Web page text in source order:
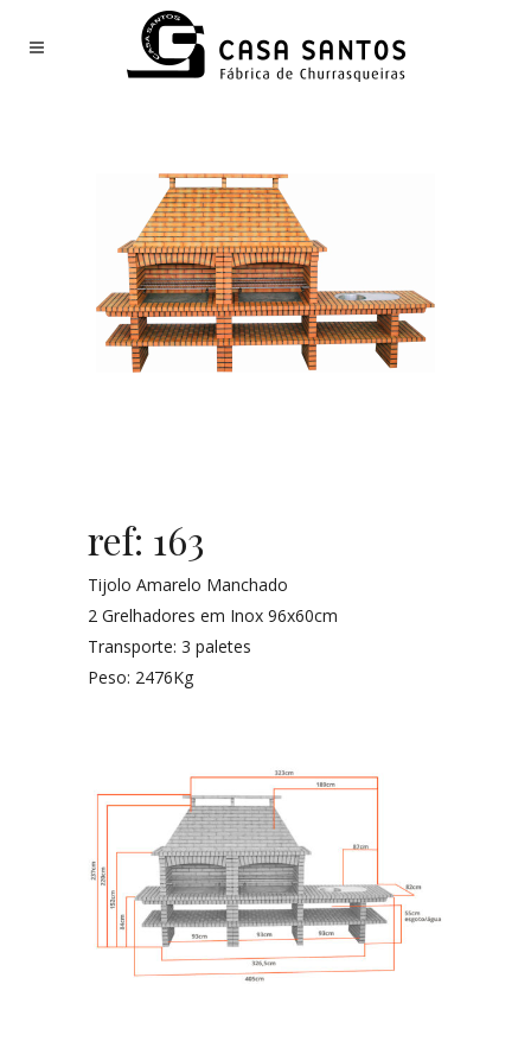
ref: 163
Tijolo Amarelo Manchado
2 Grelhadores em Inox 96x60cm
Transporte: 3 paletes
Peso: 2476Kg